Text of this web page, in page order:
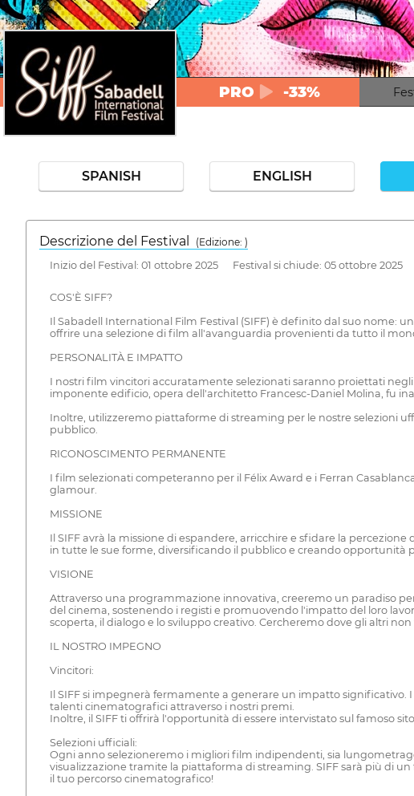
PRO -33%
SPANISH ENGLISH
Descrizione del Festival
( Edizione: )
Inizio del Festival: 01 ottobre 2025 Festival si chiude: 05 ottobre 2025
COS'È SIFF?
Il Sabadell International Film Festival (SIFF) è definito dal suo nome:
offrire una selezione di film all'avanguardia provenienti da tutto il
PERSONALITÀ E IMPATTO
I nostri film vincitori accuratamente selezionati saranno proiettati
imponente edificio, opera dell'architetto Francesc-Daniel Molina, fu
Inoltre, utilizzeremo piattaforme di streaming per le nostre selezioni
pubblico.
RICONOSCIMENTO PERMANENTE
I film selezionati competeranno per il Félix Award e i Ferran
glamour.
MISSIONE
Il SIFF avrà la missione di espandere, arricchire e sfidare la
in tutte le sue forme, diversificando il pubblico e creando opportunità
VISIONE
Attraverso una programmazione innovativa, creeremo un paradiso
del cinema, sostenendo i registi e promuovendo l'impatto del loro
scoperta, il dialogo e lo sviluppo creativo. Cercheremo dove gli altri
IL NOSTRO IMPEGNO
Vincitori:
Il SIFF si impegnerà fermamente a generare un impatto
talenti cinematografici attraverso i nostri premi.
Inoltre, il SIFF ti offrirà l'opportunità di essere intervistato sul famoso
Selezioni ufficiali:
Ogni anno selezioneremo i migliori film indipendenti, sia
visualizzazione tramite la piattaforma di streaming. SIFF sarà più di
il tuo percorso cinematografico!